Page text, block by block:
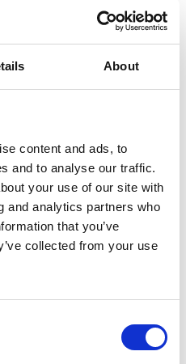
About
content and ads, to
and to analyse our traffic.
your use of our site with
and analytics partners who
that you’ve
collected from your use
αποχαιρετά με βαθύτατη
στην κοινωνία γενικότερα.
στην εφαρμογή των υπερήχων